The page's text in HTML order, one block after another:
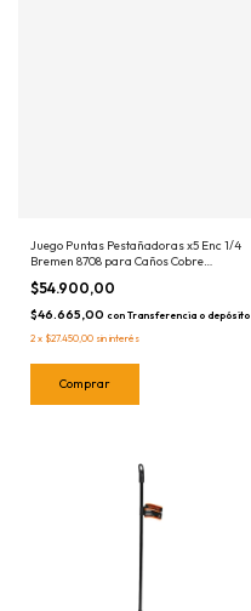
Juego Puntas Pestañadoras x5 Enc 1/4
Bremen 8708 para Caños Cobre
Aluminio
$54.900,00
$46.665,00 con Transferencia o depósito
2 x $27.450,00 sin interés